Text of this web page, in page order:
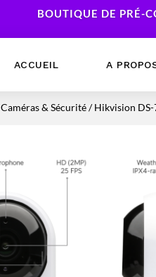
BOUTIQUE DE PRÉ-
ACCUEIL A
Caméras & Sécurité/ Hikvision DS-
Mémoire RAM
Alimentations PC
Cartes mères